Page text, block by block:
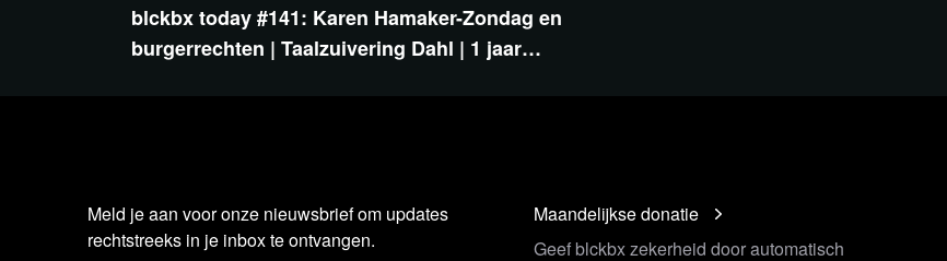
blckbx today #141: Karen Hamaker-Zondag en
burgerrechten | Taalzuivering Dahl | 1 jaar…
Meld je aan voor onze nieuwsbrief om updates
rechtstreeks in je inbox te ontvangen.
Maandelijkse donatie
Geef blckbx zekerheid door automatisch